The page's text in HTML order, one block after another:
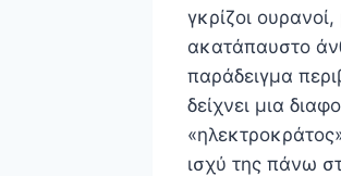
γκρίζοι
ακατάπαυστο
παράδειγμα
δείχνει μια
ισχύ της πάνω